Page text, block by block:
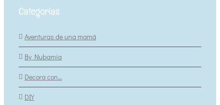
Categorias
Aventuras de una mamá
By Nubamía
Decora con…
DIY